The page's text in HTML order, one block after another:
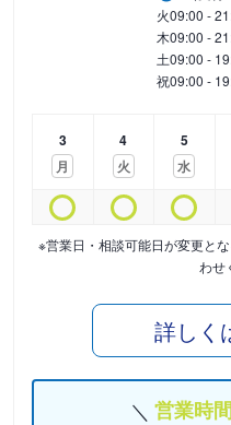
火09:00 -
木09:00 -
土09:00 -
祝09:00 -
3
月
4
火
5
水
※営業日・相談可能日が変更と
わせ
詳しく
営業時